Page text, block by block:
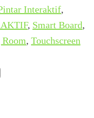
Interaktif,
, Smart Board,
, Touchscreen